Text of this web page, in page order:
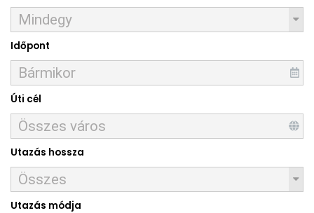
Időpont
Úti cél
Utazás hossza
Utazás módja